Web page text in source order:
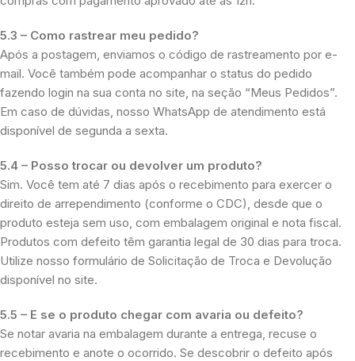
5.3 – Como rastrear meu pedido?
Após a postagem, enviamos o código de rastreamento por e-
mail. Você também pode acompanhar o status do pedido
fazendo login na sua conta no site, na seção “Meus Pedidos”.
Em caso de dúvidas, nosso WhatsApp de atendimento está
disponível de segunda a sexta.
5.4 – Posso trocar ou devolver um produto?
Sim. Você tem até 7 dias após o recebimento para exercer o
direito de arrependimento (conforme o CDC), desde que o
produto esteja sem uso, com embalagem original e nota fiscal.
Produtos com defeito têm garantia legal de 30 dias para troca.
Utilize nosso formulário de Solicitação de Troca e Devolução
disponível no site.
5.5 – E se o produto chegar com avaria ou defeito?
Se notar avaria na embalagem durante a entrega, recuse o
recebimento e anote o ocorrido. Se descobrir o defeito após